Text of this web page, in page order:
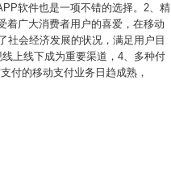
软件也是一项不错的选择。2、精
着广大消费者用户的喜爱，在移动
社会经济发展的状况，满足用户目
上线下成为重要渠道，4、多种付
付的移动支付业务日趋成熟，